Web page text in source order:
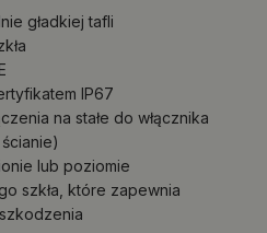
gładkiej tafli
IP67
na stałe do włącznika
lub poziomie
szkła, które zapewnia